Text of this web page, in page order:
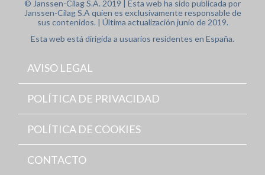
© Janssen-Cilag S.A. 2019 | Esta web ha sido publicada por
Janssen-Cilag S.A quien es exclusivamente responsable de
sus contenidos. | Última actualización junio de 2019.
Esta web está dirigida a usuarios residentes en España.
AVISO LEGAL
POLÍTICA DE PRIVACIDAD
POLÍTICA DE COOKIES
CONTACTO